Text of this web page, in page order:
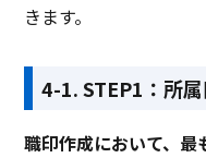
きます。
4-1. STEP1：所
職印作成において、最